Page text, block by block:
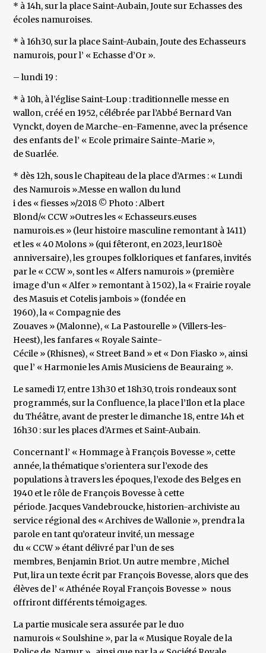
* à 14h, sur la place Saint-Aubain, Joute sur Echasses des
écoles namuroises.
* à 16h30, sur la place Saint-Aubain, Joute des Echasseurs
namurois, pour l’ « Echasse d’Or ».
– lundi 19 :
* à 10h, à l’église Saint-Loup : traditionnelle messe en
wallon, créé en 1952, célébrée par l’Abbé Bernard Van
Vynckt, doyen de Marche-en-Famenne, avec la présence
des enfants de l’ « Ecole primaire Sainte-Marie »,
de Suarlée.
* dès 12h, sous le Chapiteau de la place d’Armes : « Lundi
des Namurois ».Messe en wallon du lund
i des « fiesses »/2018 © Photo : Albert
Blond/« CCW »Outres les « Echasseurs.euses
namurois.es » (leur histoire masculine remontant à 1411)
et les « 40 Molons » (qui fêteront, en 2023, leur180è
anniversaire), les groupes folkloriques et fanfares, invités
par le « CCW », sont les « Alfers namurois » (première
image d’un « Alfer » remontant à 1502), la « Frairie royale
des Masuis et Cotelis jambois » (fondée en
1960), la « Compagnie des
Zouaves » (Malonne), « La Pastourelle » (Villers-les-
Heest), les fanfares « Royale Sainte-
Cécile » (Rhisnes), « Street Band » et « Don Fiasko », ainsi
que l’ « Harmonie les Amis Musiciens de Beauraing ».
Le samedi 17, entre 13h30 et 18h30, trois rondeaux sont
programmés, sur la Confluence, la place l’Ilon et la place
du Théâtre, avant de prester le dimanche 18, entre 14h et
16h30 : sur les places d’Armes et Saint-Aubain.
Concernant l’ « Hommage à François Bovesse », cette
année, la thématique s’orientera sur l’exode des
populations à travers les époques, l’exode des Belges en
1940 et le rôle de François Bovesse à cette
période. Jacques Vandebroucke, historien-archiviste au
service régional des « Archives de Wallonie », prendra la
parole en tant qu’orateur invité, un message
du « CCW » étant délivré par l’un de ses
membres, Benjamin Briot. Un autre membre , Michel
Put, lira un texte écrit par François Bovesse, alors que des
élèves de l’ « Athénée Royal François Bovesse » nous
offriront différents témoigages.
La partie musicale sera assurée par le duo
namurois « Soulshine », par la « Musique Royale de la